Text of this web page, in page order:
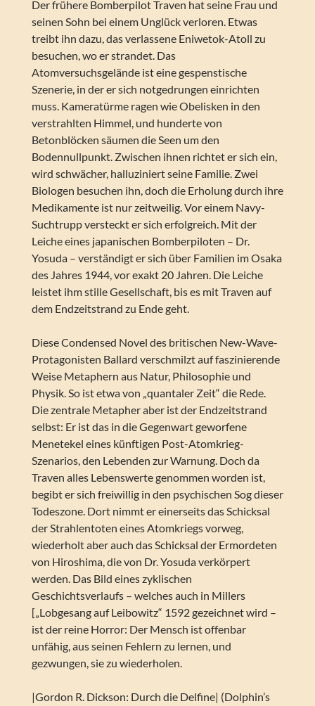
Der frühere Bomberpilot Traven hat seine Frau und
seinen Sohn bei einem Unglück verloren. Etwas
treibt ihn dazu, das verlassene Eniwetok-Atoll zu
besuchen, wo er strandet. Das
Atomversuchsgelände ist eine gespenstische
Szenerie, in der er sich notgedrungen einrichten
muss. Kameratürme ragen wie Obelisken in den
verstrahlten Himmel, und hunderte von
Betonblöcken säumen die Seen um den
Bodennullpunkt. Zwischen ihnen richtet er sich ein,
wird schwächer, halluziniert seine Familie. Zwei
Biologen besuchen ihn, doch die Erholung durch ihre
Medikamente ist nur zeitweilig. Vor einem Navy-
Suchtrupp versteckt er sich erfolgreich. Mit der
Leiche eines japanischen Bomberpiloten – Dr.
Yosuda – verständigt er sich über Familien im Osaka
des Jahres 1944, vor exakt 20 Jahren. Die Leiche
leistet ihm stille Gesellschaft, bis es mit Traven auf
dem Endzeitstrand zu Ende geht.
Diese Condensed Novel des britischen New-Wave-
Protagonisten Ballard verschmilzt auf faszinierende
Weise Metaphern aus Natur, Philosophie und
Physik. So ist etwa von „quantaler Zeit“ die Rede.
Die zentrale Metapher aber ist der Endzeitstrand
selbst: Er ist das in die Gegenwart geworfene
Menetekel eines künftigen Post-Atomkrieg-
Szenarios, den Lebenden zur Warnung. Doch da
Traven alles Lebenswerte genommen worden ist,
begibt er sich freiwillig in den psychischen Sog dieser
Todeszone. Dort nimmt er einerseits das Schicksal
der Strahlentoten eines Atomkriegs vorweg,
wiederholt aber auch das Schicksal der Ermordeten
von Hiroshima, die von Dr. Yosuda verkörpert
werden. Das Bild eines zyklischen
Geschichtsverlaufs – welches auch in Millers
[„Lobgesang auf Leibowitz“ 1592 gezeichnet wird –
ist der reine Horror: Der Mensch ist offenbar
unfähig, aus seinen Fehlern zu lernen, und
gezwungen, sie zu wiederholen.
|Gordon R. Dickson: Durch die Delfine| (Dolphin’s